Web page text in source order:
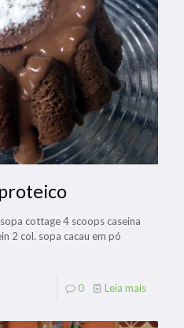
cottage 4 scoops caseina
2 col. sopa cacau em pó
0 Leia mais